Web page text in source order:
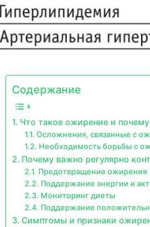
Содержание
Что такое ожирение и
Осложнения, связанные с
Необходимость борьбы с
Почему важно регулярно
Предотвращение ожирения
Поддержание энергии и
Мониторинг диеты
Поддержание
Симптомы и признаки